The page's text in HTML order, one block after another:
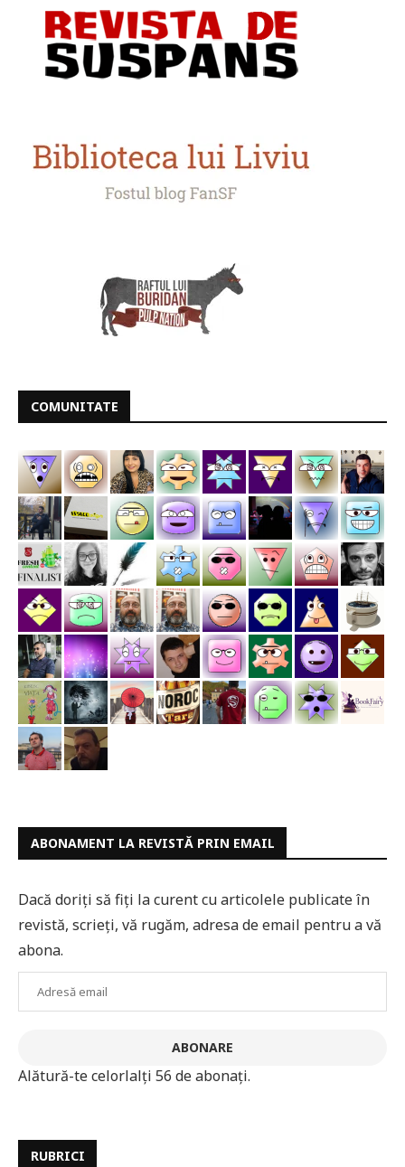
COMUNITATE
ABONAMENT LA REVISTĂ PRIN EMAIL
Dacă doriți să fiți la curent cu articolele publicate în
revistă, scrieți, vă rugăm, adresa de email pentru a vă
abona.
ABONARE
Alătură-te celorlalți 56 de abonați.
RUBRICI